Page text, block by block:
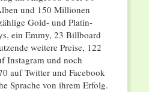
und 150 Millionen
Gold- und Platin-
ein Emmy, 23 Billboard
weitere Preise, 122
Instagram und noch
auf Twitter und Facebook
Sprache von ihrem Erfolg.